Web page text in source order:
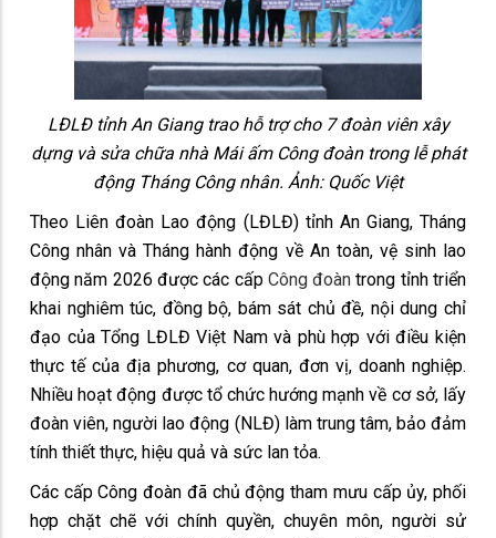
LĐLĐ tỉnh An Giang trao hỗ trợ cho 7 đoàn viên xây
dựng và sửa chữa nhà Mái ấm Công đoàn trong lễ phát
động Tháng Công nhân. Ảnh: Quốc Việt
Theo Liên đoàn Lao động (LĐLĐ) tỉnh An Giang, Tháng
Công nhân và Tháng hành động về An toàn, vệ sinh lao
động năm 2026 được các cấp Công đoàn trong tỉnh triển
khai nghiêm túc, đồng bộ, bám sát chủ đề, nội dung chỉ
đạo của Tổng LĐLĐ Việt Nam và phù hợp với điều kiện
thực tế của địa phương, cơ quan, đơn vị, doanh nghiệp.
Nhiều hoạt động được tổ chức hướng mạnh về cơ sở, lấy
đoàn viên, người lao động (NLĐ) làm trung tâm, bảo đảm
tính thiết thực, hiệu quả và sức lan tỏa.
Các cấp Công đoàn đã chủ động tham mưu cấp ủy, phối
hợp chặt chẽ với chính quyền, chuyên môn, người sử